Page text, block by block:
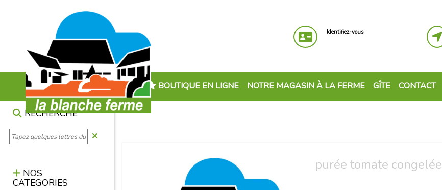
Identifiez-vous
BOUTIQUE EN LIGNE NOTRE MAGASIN À LA FERME GÎTE CONTACT
RECHERCHE
NOS
CATEGORIES
purée tomate congelée